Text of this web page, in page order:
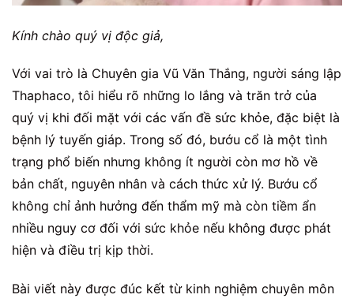
Kính chào quý vị độc giả,
Với vai trò là Chuyên gia Vũ Văn Thắng, người sáng lập
Thaphaco, tôi hiểu rõ những lo lắng và trăn trở của
quý vị khi đối mặt với các vấn đề sức khỏe, đặc biệt là
bệnh lý tuyến giáp. Trong số đó, bướu cổ là một tình
trạng phổ biến nhưng không ít người còn mơ hồ về
bản chất, nguyên nhân và cách thức xử lý. Bướu cổ
không chỉ ảnh hưởng đến thẩm mỹ mà còn tiềm ẩn
nhiều nguy cơ đối với sức khỏe nếu không được phát
hiện và điều trị kịp thời.
Bài viết này được đúc kết từ kinh nghiệm chuyên môn